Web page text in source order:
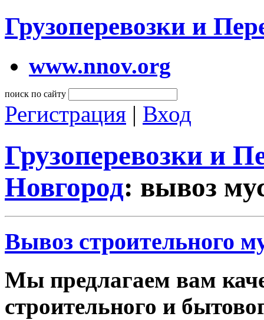
Грузоперевозки и
www.nnov.org
поиск по сайту
Регистрация | Вход
Грузоперевозки и
Новгород: вывоз
Вывоз строительного
Мы предлагаем вам
строительного и